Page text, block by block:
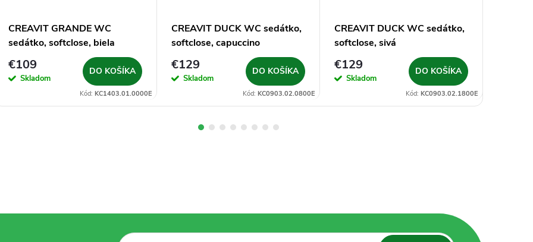
CREAVIT GRANDE WC
sedátko, softclose, biela
€109
Skladom
DO KOŠÍKA
Kód: KC1403.01.0000E
CREAVIT DUCK WC sedátko,
softclose, capuccino
€129
Skladom
DO KOŠÍKA
Kód: KC0903.02.0800E
CREAVIT DUCK WC sedátko,
softclose, sivá
€129
Skladom
DO KOŠÍKA
Kód: KC0903.02.1800E